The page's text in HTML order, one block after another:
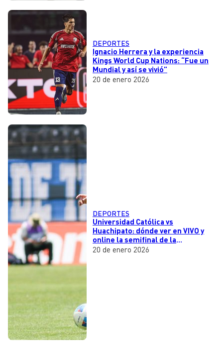
DEPORTES
Ignacio Herrera y la experiencia
Kings World Cup Nations: “Fue un
Mundial y así se vivió”
20 de enero 2026
DEPORTES
Universidad Católica vs
Huachipato: dónde ver en VIVO y
online la semifinal de la
Supercopa 2026
20 de enero 2026